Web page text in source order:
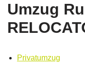
Umzug
Privatumzug